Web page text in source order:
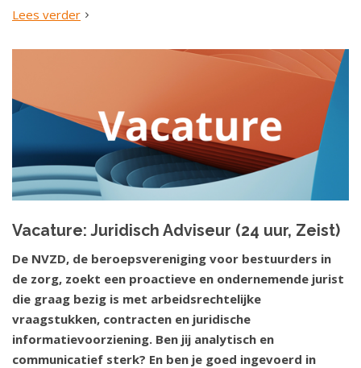
Lees verder
Vacature: Juridisch Adviseur (24 uur, Zeist)
De NVZD, de beroepsvereniging voor bestuurders in
de zorg, zoekt een proactieve en ondernemende jurist
die graag bezig is met arbeidsrechtelijke
vraagstukken, contracten en juridische
informatievoorziening. Ben jij analytisch en
communicatief sterk? En ben je goed ingevoerd in